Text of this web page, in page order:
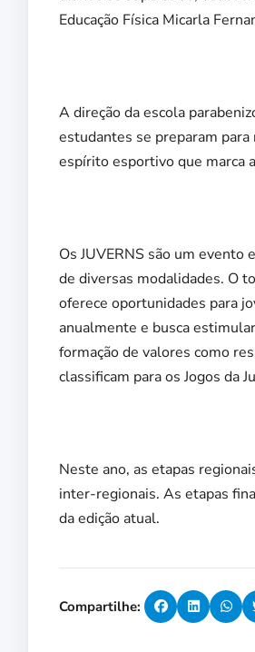
Educação Física Micarla
A direção da escola
estudantes se preparam
espírito esportivo que marca
Os JUVERNS são um
de diversas modalidades. O
oferece oportunidades para
anualmente e busca
formação de valores como
classificam para os Jogos da
Neste ano, as etapas
inter-regionais. As etapas
da edição atual.
Compartilhe: